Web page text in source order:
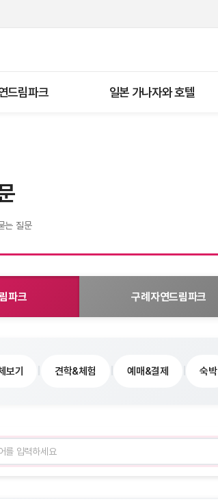
드림파크 일본 가나자와 호텔
는 질문
파크 구례자연드림파크
보기 견학&체험 예매&결제 숙박
력